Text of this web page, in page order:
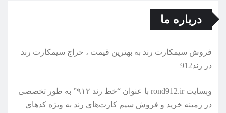
درباره ما
فروش سیمكارت رند به بهترین قیمت ، حراج سیمكارت رند
در رند912
وبسایت rond912.ir با عنوان “خط رند ۹۱۲” به طور تخصصی
در زمینه خرید و فروش سیم کارت‌های رند به ویژه کدهای